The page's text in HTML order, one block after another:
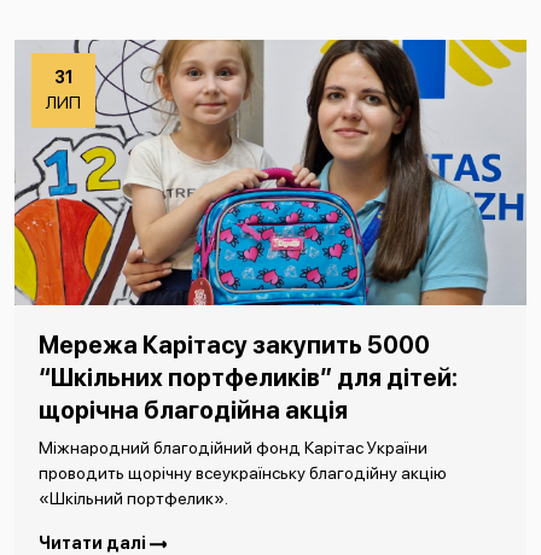
31
ЛИП
Мережа Карітасу закупить 5000
“Шкільних портфеликів” для дітей:
щорічна благодійна акція
Міжнародний благодійний фонд Карітас України
проводить щорічну всеукраїнську благодійну акцію
«Шкільний портфелик».
Читати далі